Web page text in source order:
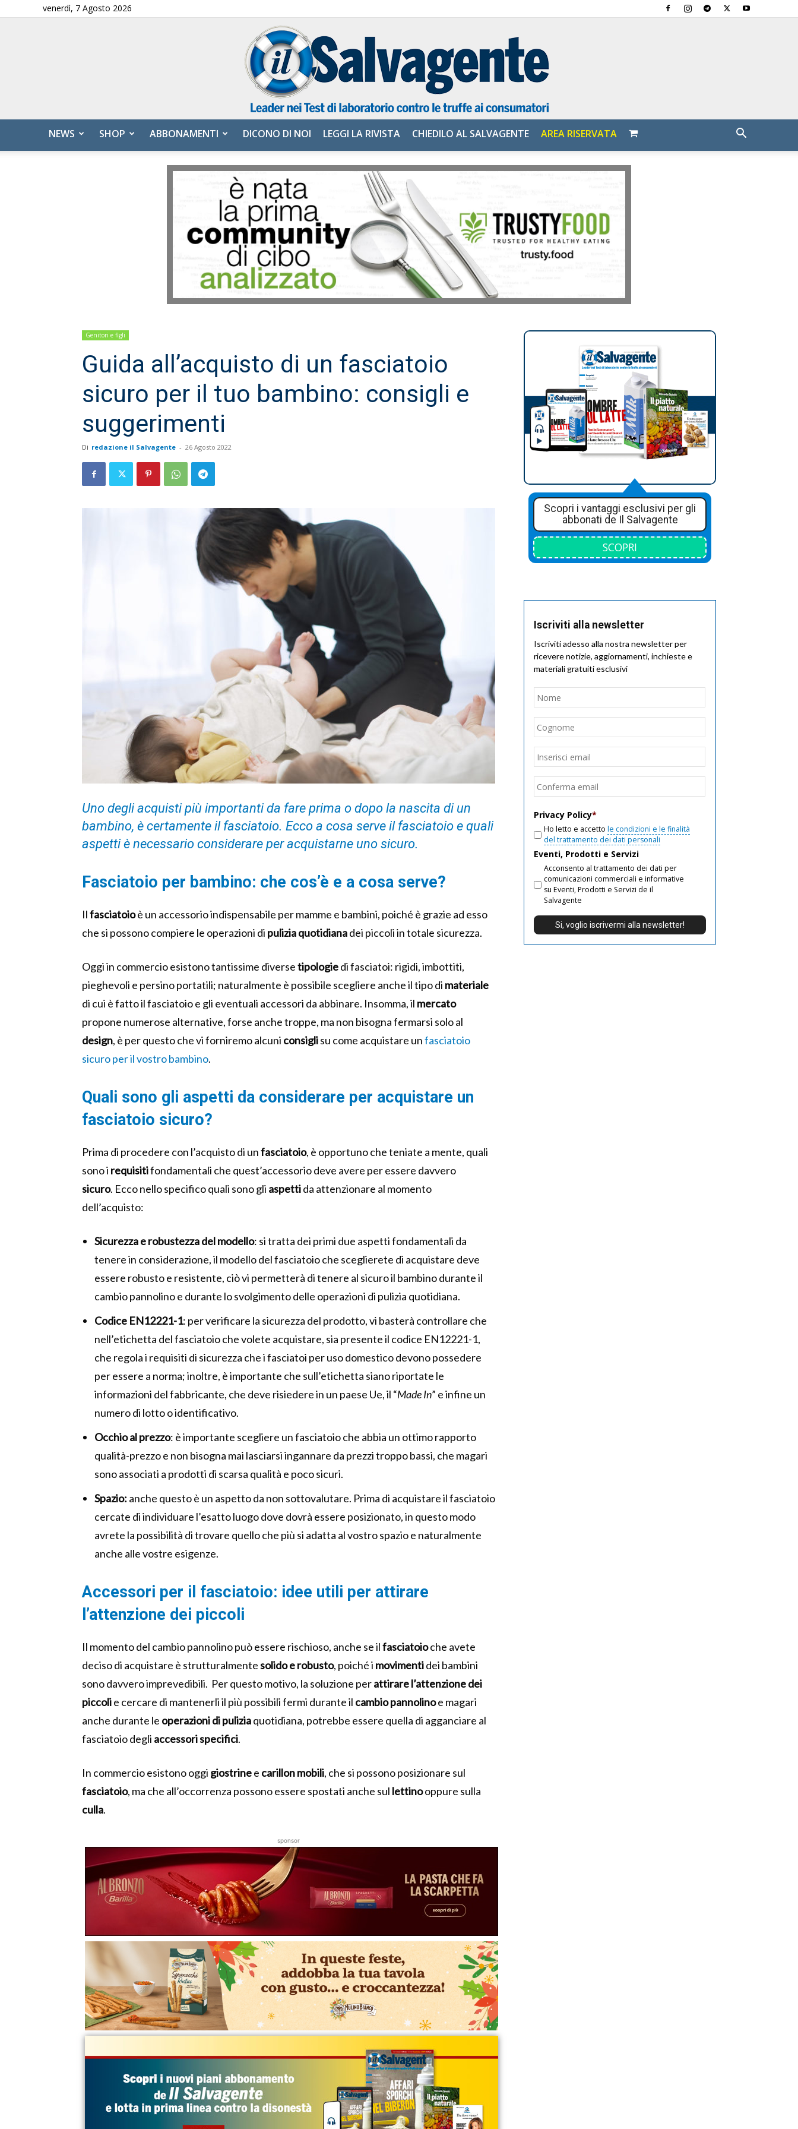
venerdì, 7 Agosto 2026
Salvagente
NEWS SHOP ABBONAMENTI DICONO DI NOI LEGGI LA RIVISTA CHIEDILO AL SALVAGENTE AREA RISERVATA
Genitori e figli
Guida all’acquisto di un fasciatoio
sicuro per il tuo bambino: consigli e
suggerimenti
Di redazione il Salvagente - 26 Agosto 2022
Uno degli acquisti più importanti da fare prima o dopo la nascita di un
bambino, è certamente il fasciatoio. Ecco a cosa serve il fasciatoio e quali
aspetti è necessario considerare per acquistarne uno sicuro.
Fasciatoio per bambino: che cos’è e a cosa serve?
Ilfasciatoioè un accessorio indispensabile per mamme e bambini, poiché è grazie ad esso
che si possono compiere le operazioni di pulizia quotidianadei piccoli in totale sicurezza.
Oggi in commercio esistono tantissime diversetipologiedi fasciatoi: rigidi, imbottiti,
pieghevoli e persino portatili; naturalmente è possibile scegliere anche il tipo di materiale
di cui è fatto il fasciatoio e gli eventuali accessori da abbinare. Insomma, il mercato
propone numerose alternative, forse anche troppe, ma non bisogna fermarsi solo al
design, è per questo che vi forniremo alcuni consiglisu come acquistare unfasciatoio
sicuro per il vostro bambino.
Quali sono gli aspetti da considerare per acquistare un
fasciatoio sicuro?
Prima di procedere con l’acquisto di unfasciatoio, è opportuno che teniate a mente, quali
sono i requisitifondamentali che quest’accessorio deve avere per essere davvero
sicuro. Ecco nello specifico quali sono gli aspettida attenzionare al momento
dell’acquisto:
Sicurezza e robustezza del modello: si tratta dei primi due aspetti fondamentali da
tenere in considerazione, il modello del fasciatoio che sceglierete di acquistare deve
essere robusto e resistente, ciò vi permetterà di tenere al sicuro il bambino durante il
cambio pannolino e durante lo svolgimento delle operazioni di pulizia quotidiana.
Codice EN12221-1: per verificare la sicurezza del prodotto, vi basterà controllare che
nell’etichetta del fasciatoio che volete acquistare, sia presente il codice EN12221-1,
che regola i requisiti di sicurezza che i fasciatoi per uso domestico devono possedere
per essere a norma; inoltre, è importante che sull’etichetta siano riportate le
informazioni del fabbricante, che deve risiedere in un paese Ue, il “Made In” e infine un
numero di lotto o identificativo.
Occhio al prezzo: è importante scegliere un fasciatoio che abbia un ottimo rapporto
qualità-prezzo e non bisogna mai lasciarsi ingannare da prezzi troppo bassi, che magari
sono associati a prodotti di scarsa qualità e poco sicuri.
Spazio: anche questo è un aspetto da non sottovalutare. Prima di acquistare il fasciatoio
cercate di individuare l’esatto luogo dove dovrà essere posizionato, in questo modo
avrete la possibilità di trovare quello che più si adatta al vostro spazio e naturalmente
anche alle vostre esigenze.
Accessori per il fasciatoio: idee utili per attirare
l’attenzione dei piccoli
Il momento del cambio pannolino può essere rischioso, anche se ilfasciatoioche avete
deciso di acquistare è strutturalmentesolido e robusto, poiché i movimentidei bambini
sono davvero imprevedibili. Per questo motivo, la soluzione perattirare l’attenzione dei
piccolie cercare di mantenerli il più possibili fermi durante il cambio pannolinoe magari
anche durante le operazioni di puliziaquotidiana, potrebbe essere quella di agganciare al
fasciatoio degli accessori specifici.
In commercio esistono oggi giostrinee carillon mobili, che si possono posizionare sul
fasciatoio, ma che all’occorrenza possono essere spostati anche sul lettinooppure sulla
culla.
sponsor
Scopri i vantaggi esclusivi per gli
abbonati de Il Salvagente
SCOPRI
Iscriviti alla newsletter
Iscriviti adesso alla nostra newsletter per
ricevere notizie, aggiornamenti, inchieste e
materiali gratuiti esclusivi
Nome
Email
Privacy Policy*
Ho letto e accetto le condizioni e le finalità
del trattamento dei dati personali
Eventi, Prodotti e Servizi
Acconsento al trattamento dei dati per
comunicazioni commerciali e informative
su Eventi, Prodotti e Servizi de il
Salvagente